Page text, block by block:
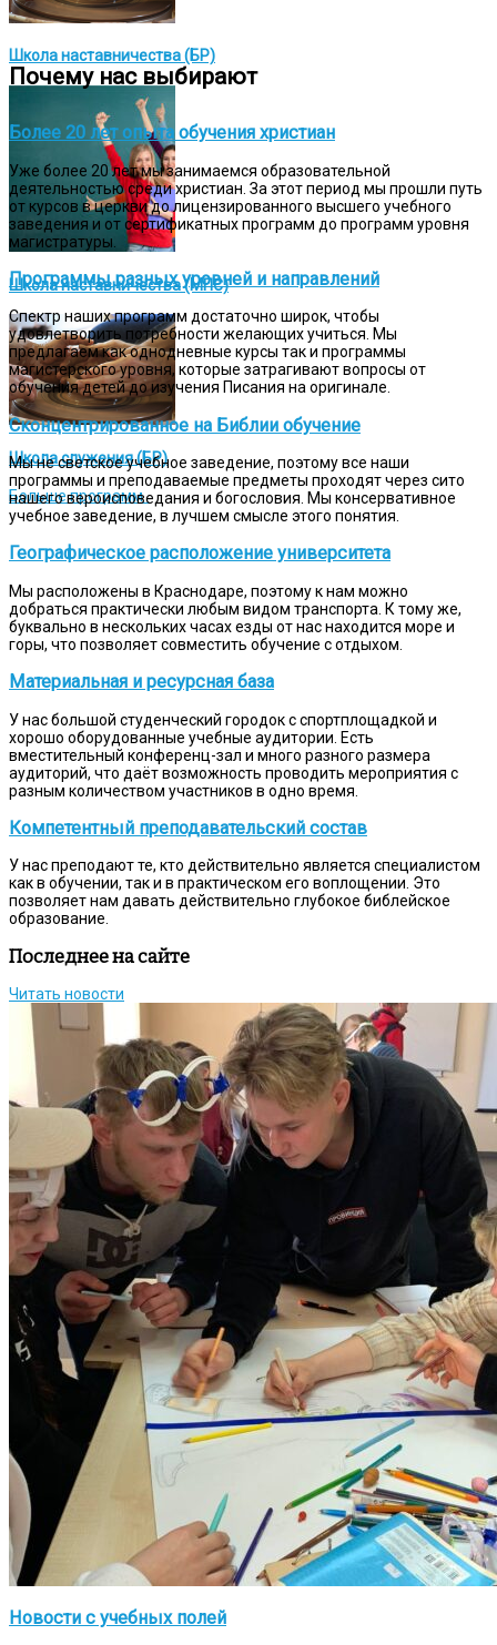
Школа наставничества (БР)
Школа наставничества (МПС)
Школа служения (БР)
Больше программ
Почему нас выбирают
Более 20 лет опыта обучения христиан
Уже более 20 лет мы занимаемся образовательной
деятельностью среди христиан. За этот период мы прошли путь
от курсов в церкви до лицензированного высшего учебного
заведения и от сертификатных программ до программ уровня
магистратуры.
Программы разных уровней и направлений
Спектр наших программ достаточно широк, чтобы
удовлетворить потребности желающих учиться. Мы
предлагаем как однодневные курсы так и программы
магистерского уровня, которые затрагивают вопросы от
обучения детей до изучения Писания на оригинале.
Сконцентрированное на Библии обучение
Мы не светское учебное заведение, поэтому все наши
программы и преподаваемые предметы проходят через сито
нашего вероисповедания и богословия. Мы консервативное
учебное заведение, в лучшем смысле этого понятия.
Географическое расположение университета
Мы расположены в Краснодаре, поэтому к нам можно
добраться практически любым видом транспорта. К тому же,
буквально в нескольких часах езды от нас находится море и
горы, что позволяет совместить обучение с отдыхом.
Материальная и ресурсная база
У нас большой студенческий городок с спортплощадкой и
хорошо оборудованные учебные аудитории. Есть
вместительный конференц-зал и много разного размера
аудиторий, что даёт возможность проводить мероприятия с
разным количеством участников в одно время.
Компетентный преподавательский состав
У нас преподают те, кто действительно является специалистом
как в обучении, так и в практическом его воплощении. Это
позволяет нам давать действительно глубокое библейское
образование.
Последнее на сайте
Читать новости
Новости с учебных полей